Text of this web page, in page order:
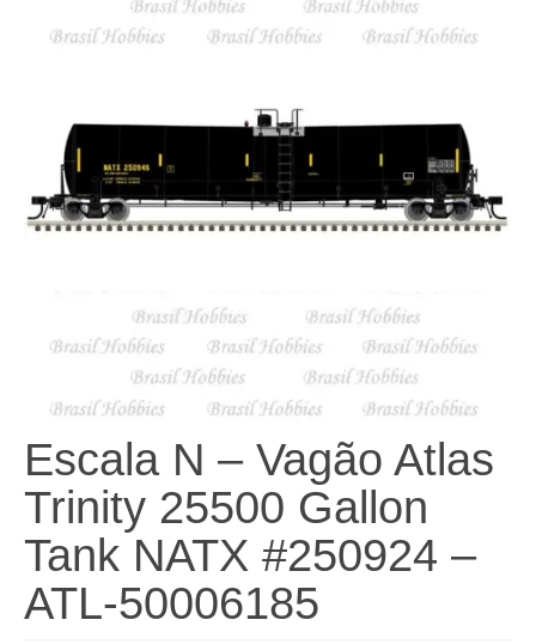
Minha conta
Escala N – Vagão Atlas
Trinity 25500 Gallon
Tank NATX #250924 –
ATL-50006185